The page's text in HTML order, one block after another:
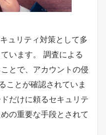
ュリティ対策として多
います。 調査による
とで、アカウントの侵
ことが確認されていま
だけに頼るセキュリテ
の重要な手段とされて